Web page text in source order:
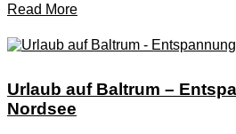
Read More
Urlaub auf Baltrum –
Nordsee